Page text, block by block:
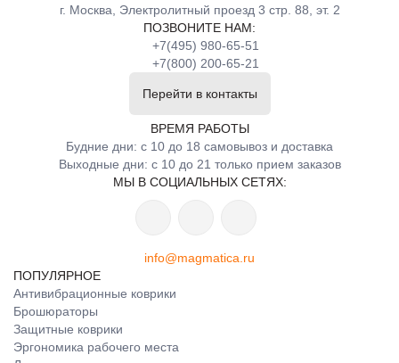
г. Москва, Электролитный проезд 3 стр. 88, эт. 2
ПОЗВОНИТЕ НАМ:
+7(495) 980-65-51
+7(800) 200-65-21
Перейти в контакты
ВРЕМЯ РАБОТЫ
Будние дни: с 10 до 18 самовывоз и доставка
Выходные дни: с 10 до 21 только прием заказов
МЫ В СОЦИАЛЬНЫХ СЕТЯХ:
info@magmatica.ru
ПОПУЛЯРНОЕ
Антивибрационные коврики
Брошюраторы
Защитные коврики
Эргономика рабочего места